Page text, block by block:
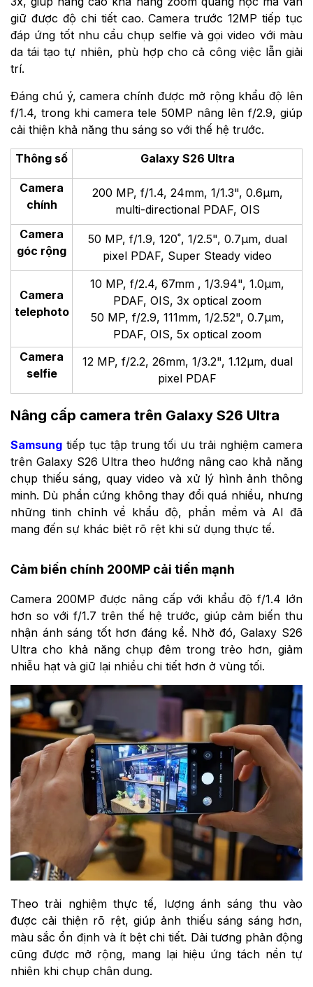
giữ được độ chi tiết cao. Camera trước 12MP tiếp tục
đáp ứng tốt nhu cầu chụp selfie và gọi video với màu
da tái tạo tự nhiên, phù hợp cho cả công việc lẫn giải
trí.
Đáng chú ý, camera chính được mở rộng khẩu độ lên
f/1.4, trong khi camera tele 50MP nâng lên f/2.9, giúp
cải thiện khả năng thu sáng so với thế hệ trước.
Thông số Galaxy S26 Ultra
Camera
chính
200 MP, f/1.4, 24mm, 1/1.3", 0.6µm,
multi-directional PDAF, OIS
Camera
góc rộng
50 MP, f/1.9, 120˚, 1/2.5", 0.7µm, dual
pixel PDAF, Super Steady video
Camera
telephoto
10 MP, f/2.4, 67mm , 1/3.94", 1.0µm,
PDAF, OIS, 3x optical zoom
50 MP, f/2.9, 111mm, 1/2.52", 0.7µm,
PDAF, OIS, 5x optical zoom
Camera
selfie
12 MP, f/2.2, 26mm, 1/3.2", 1.12µm, dual
pixel PDAF
Nâng cấp camera trên Galaxy S26 Ultra
Samsung tiếp tục tập trung tối ưu trải nghiệm camera
trên Galaxy S26 Ultra theo hướng nâng cao khả năng
chụp thiếu sáng, quay video và xử lý hình ảnh thông
minh. Dù phần cứng không thay đổi quá nhiều, nhưng
những tinh chỉnh về khẩu độ, phần mềm và AI đã
mang đến sự khác biệt rõ rệt khi sử dụng thực tế.
Cảm biến chính 200MP cải tiến mạnh
Camera 200MP được nâng cấp với khẩu độ f/1.4 lớn
hơn so với f/1.7 trên thế hệ trước, giúp cảm biến thu
nhận ánh sáng tốt hơn đáng kể. Nhờ đó, Galaxy S26
Ultra cho khả năng chụp đêm trong trẻo hơn, giảm
nhiễu hạt và giữ lại nhiều chi tiết hơn ở vùng tối.
Theo trải nghiệm thực tế, lượng ánh sáng thu vào
được cải thiện rõ rệt, giúp ảnh thiếu sáng sáng hơn,
màu sắc ổn định và ít bệt chi tiết. Dải tương phản động
cũng được mở rộng, mang lại hiệu ứng tách nền tự
nhiên khi chụp chân dung.